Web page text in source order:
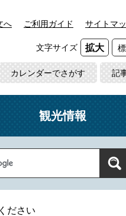
へ ご利用ガイド サイトマ
文字サイズ 拡大
カレンダーでさがす 記
観光情報
ださい